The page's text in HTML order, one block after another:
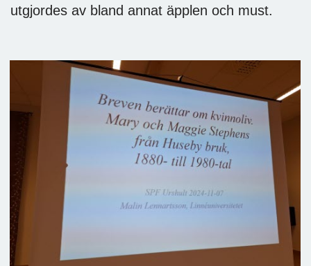
utgjordes av bland annat äpplen och must.